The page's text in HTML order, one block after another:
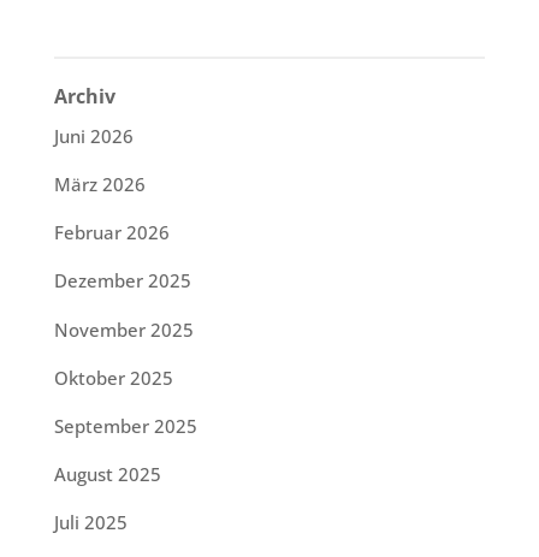
Archiv
Juni 2026
März 2026
Februar 2026
Dezember 2025
November 2025
Oktober 2025
September 2025
August 2025
Juli 2025